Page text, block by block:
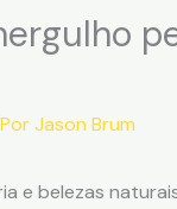
Jason Brum
e belezas